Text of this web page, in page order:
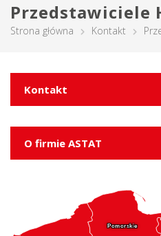
Przedstawiciele
Strona główna Kontakt
Kontakt
O firmie ASTAT
Pomorskie